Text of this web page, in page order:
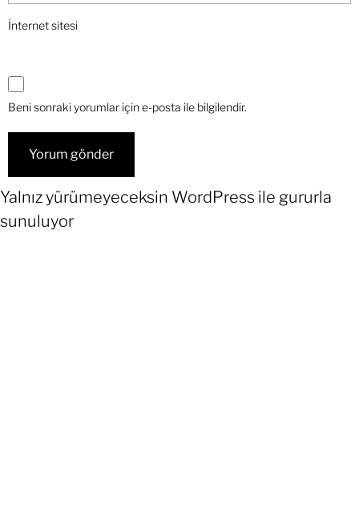
İnternet sitesi
Beni sonraki yorumlar için e-posta ile bilgilendir.
Yalnız yürümeyeceksin WordPress ile gururla
sunuluyor